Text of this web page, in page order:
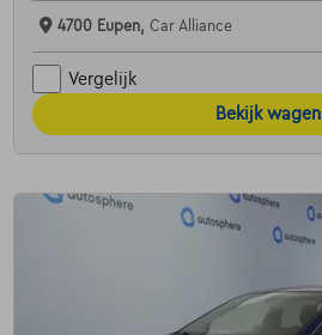
4700 Eupen, Car Alliance
Vergelijk
Bekijk wagen